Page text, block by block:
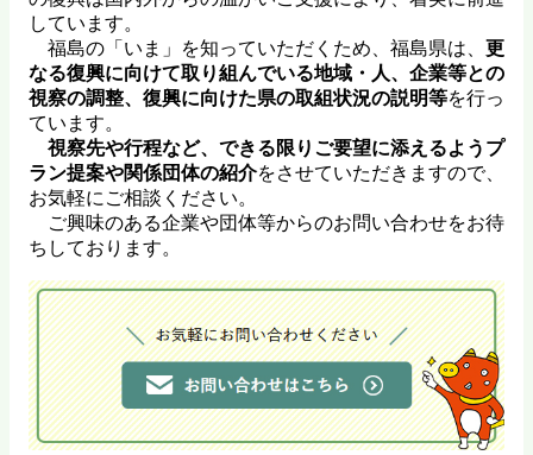
しています。
福島の「いま」を知っていただくため、福島県は、 更
なる復興に向けて取り組んでいる地域・人、企業等との
視察の調整、復興に向けた県の取組状況の説明等を行っ
ています。
視察先や行程など、できる限りご要望に添えるようプ
ラン提案や関係団体の紹介をさせていただきますので、
お気軽にご相談ください。
ご興味のある企業や団体等からのお問い合わせをお待
ちしております。